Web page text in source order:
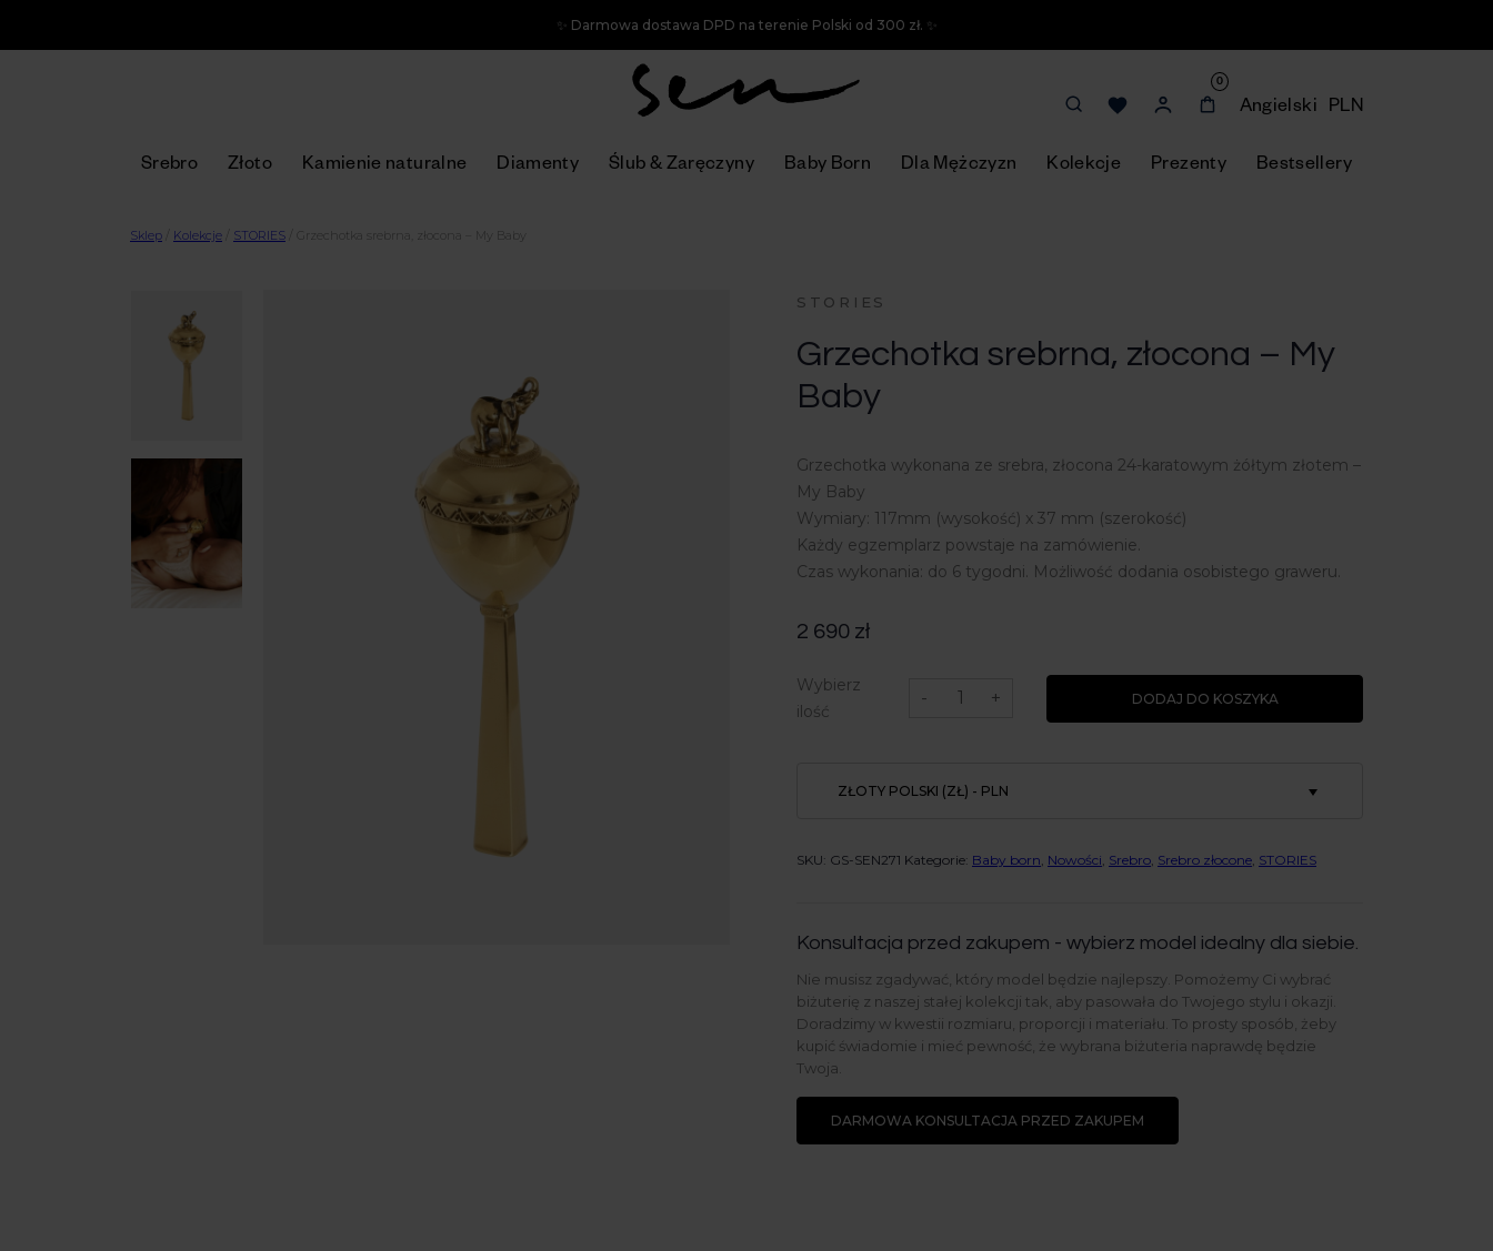
✨ Darmowa dostawa DPD na terenie Polski od 300 zł. ✨
0
Angielski PLN
Srebro Złoto Kamienie naturalne Diamenty Ślub & Zaręczyny Baby Born Dla Mężczyzn Kolekcje Prezenty Bestsellery
Sklep Kolekcje STORIES Grzechotka srebrna, złocona – My Baby
STORIES
Grzechotka srebrna, złocona – My
Baby
Grzechotka wykonana ze srebra, złocona 24-karatowym żółtym złotem –
My Baby
Wymiary: 117mm (wysokość) x 37 mm (szerokość)
Każdy egzemplarz powstaje na zamówienie.
Czas wykonania: do 6 tygodni. Możliwość dodania osobistego graweru.
2 690 zł
Wybierz
ilość
Grzechotka
- + DODAJ DO KOSZYKA
ZŁOTY POLSKI (ZŁ) - PLN
SKU: GS-SEN271 Kategorie: Baby born, Nowości, Srebro, Srebro złocone, STORIES
Konsultacja przed zakupem - wybierz model idealny dla siebie.
Nie musisz zgadywać, który model będzie najlepszy. Pomożemy Ci wybrać
biżuterię z naszej stałej kolekcji tak, aby pasowała do Twojego stylu i okazji.
Doradzimy w kwestii rozmiaru, proporcji i materiału. To prosty sposób, żeby
kupić świadomie i mieć pewność, że wybrana biżuteria naprawdę będzie
Twoja.
DARMOWA KONSULTACJA PRZED ZAKUPEM